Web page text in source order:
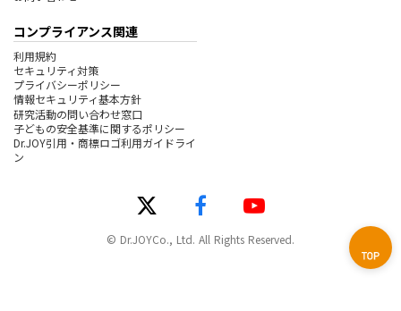
コンプライアンス関連
利用規約
セキュリティ対策
プライバシーポリシー
情報セキュリティ基本方針
研究活動の問い合わせ窓口
子どもの安全基準に関するポリシー
Dr.JOY引用・商標ロゴ利用ガイドライ
ン
© Dr.JOYCo., Ltd. All Rights Reserved.